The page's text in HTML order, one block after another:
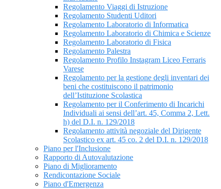
Regolamento Viaggi di Istruzione
Regolamento Studenti Uditori
Regolamento Laboratorio di Informatica
Regolamento Laboratorio di Chimica e Scienze
Regolamento Laboratorio di Fisica
Regolamento Palestra
Regolamento Profilo Instagram Liceo Ferraris
Varese
Regolamento per la gestione degli inventari dei
beni che costituiscono il patrimonio
dell’Istituzione Scolastica
Regolamento per il Conferimento di Incarichi
Individuali ai sensi dell’art. 45, Comma 2, Lett.
h) del D.I. n. 129/2018
Regolamento attività negoziale del Dirigente
Scolastico ex art. 45 co. 2 del D.I. n. 129/2018
Piano per l'Inclusione
Rapporto di Autovalutazione
Piano di Miglioramento
Rendicontazione Sociale
Piano d'Emergenza